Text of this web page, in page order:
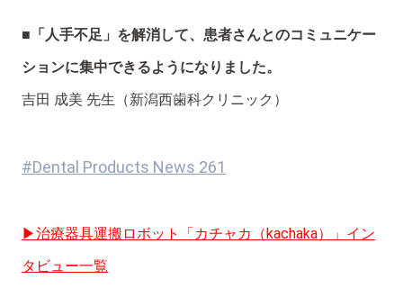
■「人手不足」を解消して、患者さんとのコミュニケー
ションに集中できるようになりました。
吉田 成美 先生（新潟西歯科クリニック）
#Dental Products News 261
▶治療器具運搬ロボット「カチャカ（kachaka）」イン
タビュー一覧